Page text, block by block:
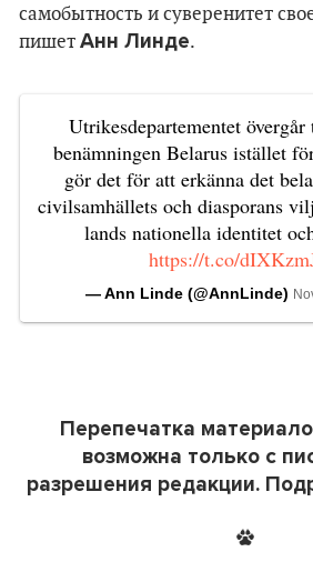
самобытность и суверенитет
пишет Анн Линде.
Utrikesdepartementet
benämningen Belarus istället
gör det för att erkänna det
civilsamhällets och diasporans
lands nationella identitet
https://t.co/
— Ann Linde (@AnnLinde)
Перепечатка
возможна только с
разрешения редакции.